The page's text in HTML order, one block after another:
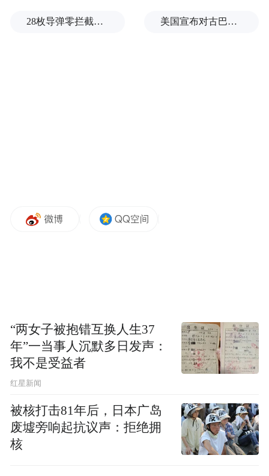
五仁……并翻出以往的陈年旧账，今年继续
好汉架不过人多，胳膊拧不过大腿，在浩浩
荡荡的声讨大军中，如没有站得住脚的理由
实在是力不从心。
28枚导弹零拦截！基辅防空失灵，西方靠不住了 美国宣布对古巴实施新一轮制裁
“两女子被抱错互换人生37
年”一当事人沉默多日发声：
我不是受益者
红星新闻
被核打击81年后，日本广岛
废墟旁响起抗议声：拒绝拥
核